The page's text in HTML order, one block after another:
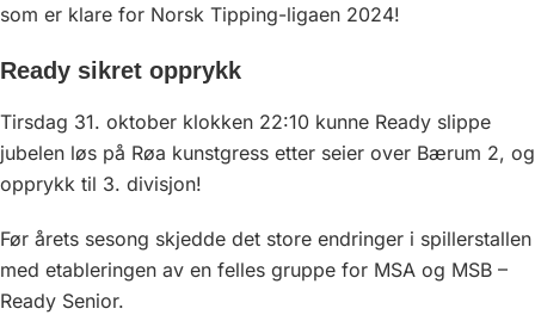
som er klare for Norsk Tipping-ligaen 2024!
Ready sikret opprykk
Tirsdag 31. oktober klokken 22:10 kunne Ready slippe
jubelen løs på Røa kunstgress etter seier over Bærum 2, og
opprykk til 3. divisjon!
Før årets sesong skjedde det store endringer i spillerstallen
med etableringen av en felles gruppe for MSA og MSB –
Ready Senior.